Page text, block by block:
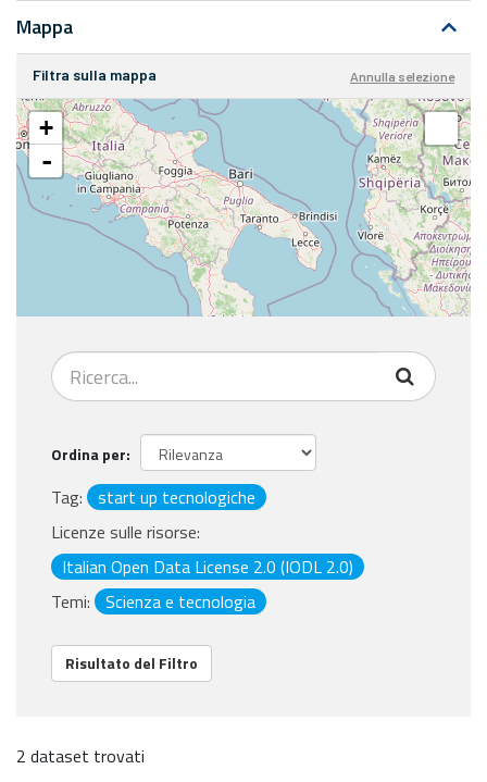
Mappa
Filtra sulla mappa Annulla selezione
+
-
Ordina per
Tag:
start up tecnologiche
Licenze sulle risorse:
Italian Open Data License 2.0 (IODL 2.0)
Temi:
Scienza e tecnologia
Risultato del Filtro
2 dataset trovati